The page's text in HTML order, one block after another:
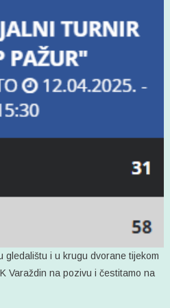
gledalištu i u krugu dvorane tijekom
Varaždin na pozivu i čestitamo na